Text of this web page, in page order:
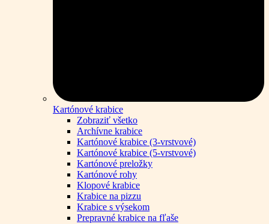
Kartónové krabice
Zobraziť všetko
Archívne krabice
Kartónové krabice (3-vrstvové)
Kartónové krabice (5-vrstvové)
Kartónové preložky
Kartónové rohy
Klopové krabice
Krabice na pizzu
Krabice s výsekom
Prepravné krabice na fľaše